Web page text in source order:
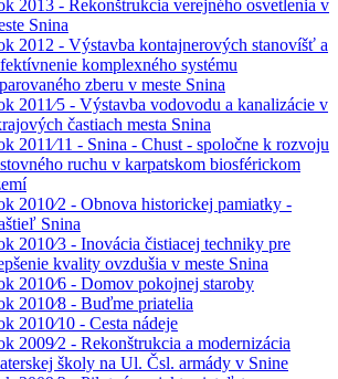
2013 - Rekonštrukcia verejného osvetlenia v
Snina
2012 - Výstavba kontajnerových stanovíšť a
komplexného systému
zberu v meste Snina
2011⁄5 - Výstavba vodovodu a kanalizácie v
častiach mesta Snina
2011⁄11 - Snina - Chust - spoločne k rozvoju
ruchu v karpatskom biosférickom
2010⁄2 - Obnova historickej pamiatky -
Snina
2010⁄3 - Inovácia čistiacej techniky pre
kvality ovzdušia v meste Snina
2010⁄6 - Domov pokojnej staroby
2010⁄8 - Buďme priatelia
2010⁄10 - Cesta nádeje
2009⁄2 - Rekonštrukcia a modernizácia
školy na Ul. Čsl. armády v Snine